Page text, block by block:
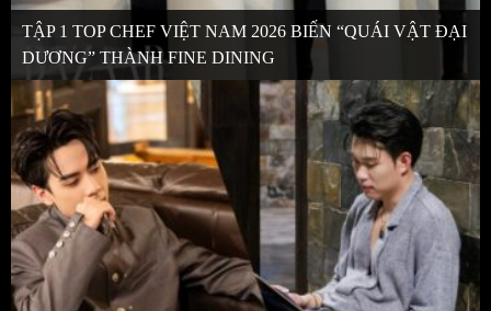
TẬP 1 TOP CHEF VIỆT NAM 2026 BIẾN “QUÁI VẬT ĐẠI
DƯƠNG” THÀNH FINE DINING